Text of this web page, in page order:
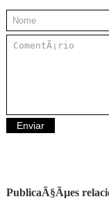
PublicaÃ§Ãµes